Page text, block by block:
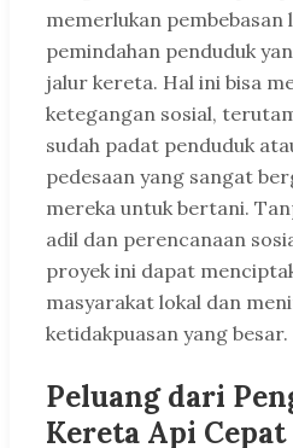
memerlukan pembebasan
pemindahan penduduk
jalur kereta. Hal ini bisa
ketegangan sosial,
sudah padat penduduk
pedesaan yang sangat
mereka untuk bertani.
adil dan perencanaan
proyek ini dapat
masyarakat lokal dan
ketidakpuasan yang besar.
Peluang dari
Kereta Api Cepat